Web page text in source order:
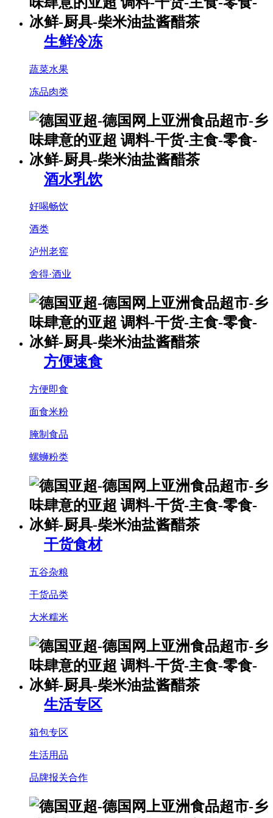
生鲜冷冻
蔬菜水果
冻品肉类
酒水乳饮
好喝畅饮
酒类
泸州老窖
舍得·酒业
方便速食
方便即食
面食米粉
腌制食品
螺蛳粉类
干货食材
五谷杂粮
干货品类
大米糯米
生活专区
箱包专区
生活用品
品牌报关合作